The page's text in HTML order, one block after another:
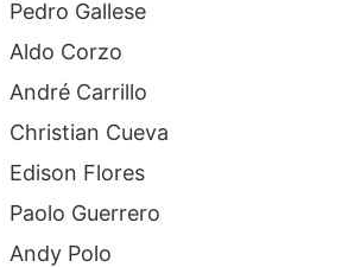
Pedro Gallese
Aldo Corzo
André Carrillo
Christian Cueva
Edison Flores
Paolo Guerrero
Andy Polo